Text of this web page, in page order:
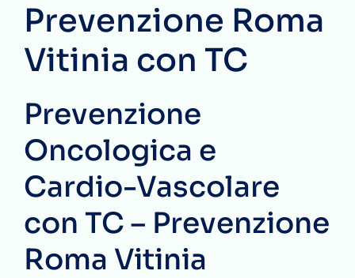
Prevenzione Roma
Vitinia con TC
Prevenzione
Oncologica e
Cardio-Vascolare
con TC – Prevenzione
Roma Vitinia